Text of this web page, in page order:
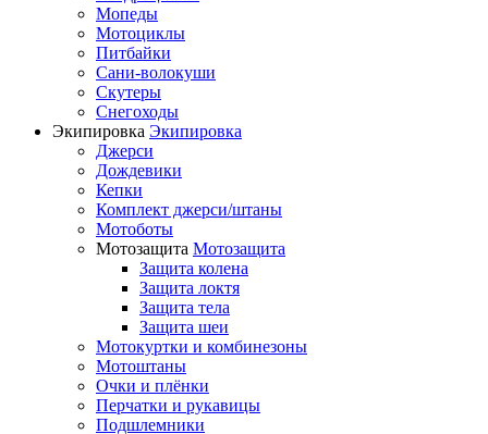
Мопеды
Мотоциклы
Питбайки
Сани-волокуши
Скутеры
Снегоходы
Экипировка Экипировка
Джерси
Дождевики
Кепки
Комплект джерси/штаны
Мотоботы
Мотозащита Мотозащита
Защита колена
Защита локтя
Защита тела
Защита шеи
Мотокуртки и комбинезоны
Мотоштаны
Очки и плёнки
Перчатки и рукавицы
Подшлемники